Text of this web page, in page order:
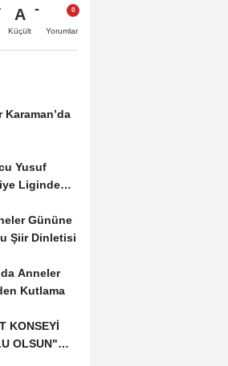
A
Küçült Yorumlar
Yusuf
Liginde
Gününe
Şiir Dinletisi
Anneler
Kutlama
KONSEYİ
OLSUN"